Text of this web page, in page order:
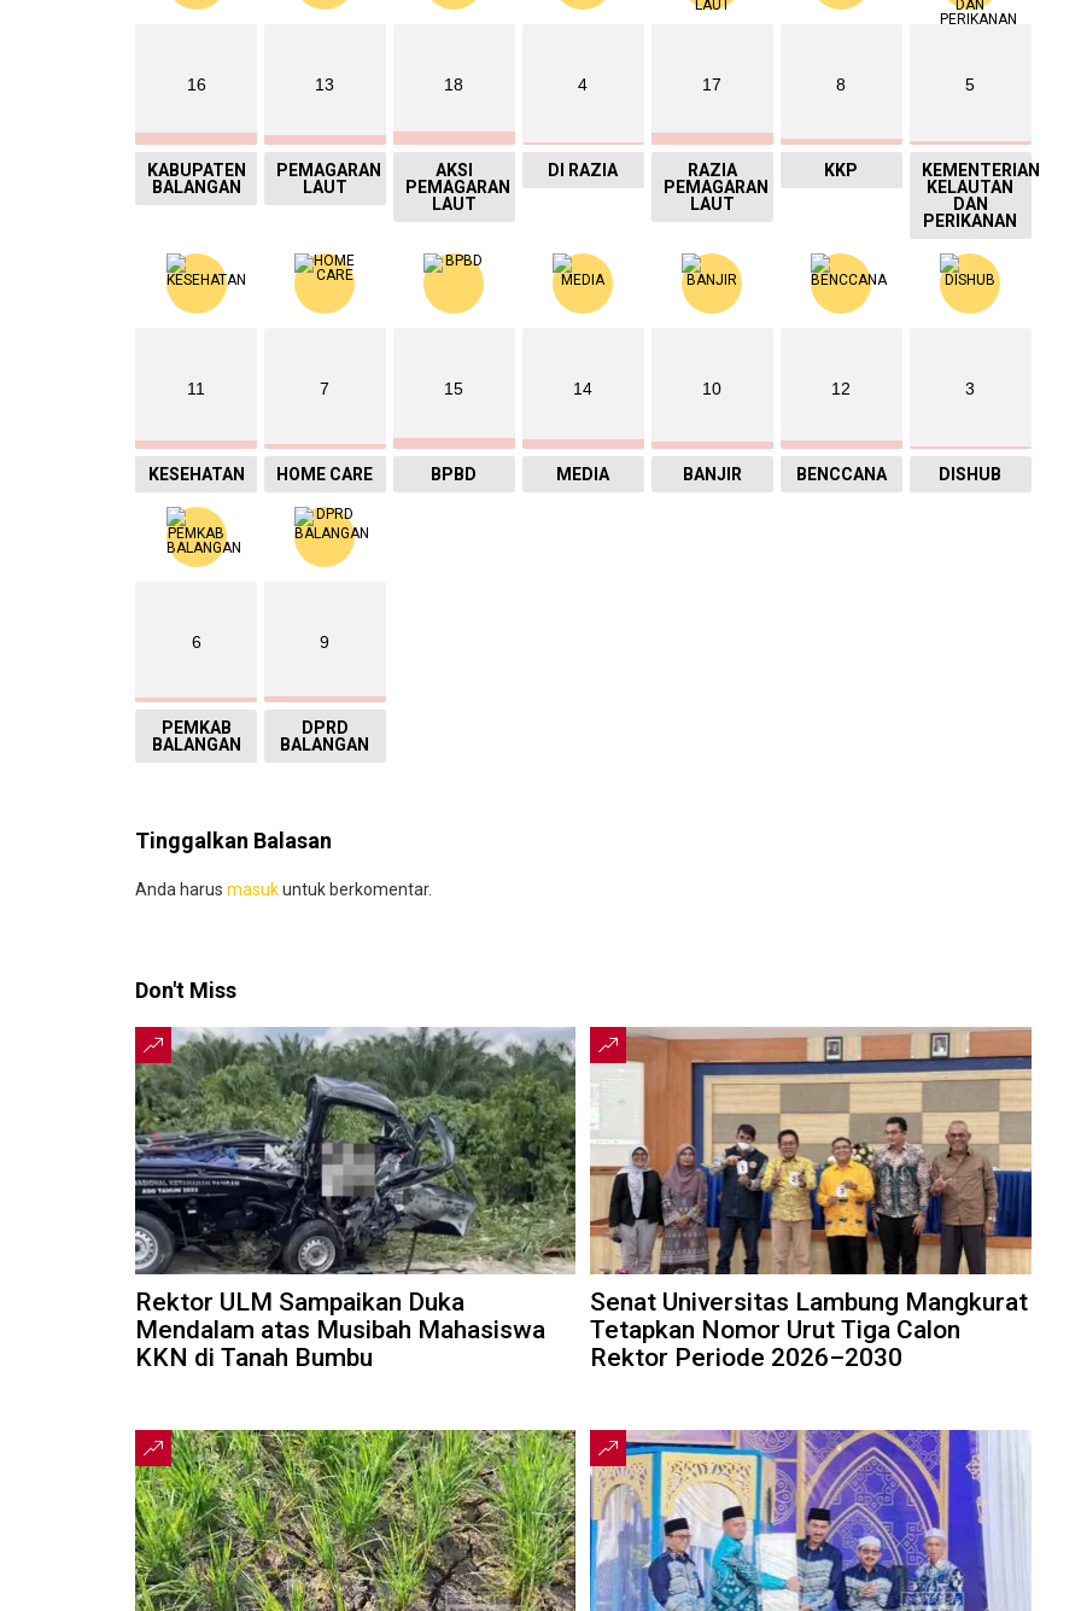
16
KABUPATEN
BALANGAN
13
PEMAGARAN
LAUT
18
AKSI
PEMAGARAN
LAUT
4
DI RAZIA
17
RAZIA
PEMAGARAN
LAUT
8
KKP
5
KEMENTERIAN
KELAUTAN
DAN
PERIKANAN
11
KESEHATAN
7
HOME CARE
15
BPBD
14
MEDIA
10
BANJIR
12
BENCCANA
3
DISHUB
6
PEMKAB
BALANGAN
9
DPRD
BALANGAN
Tinggalkan Balasan
Anda harus masukuntuk berkomentar.
Don't Miss
Rektor ULM Sampaikan Duka
Mendalam atas Musibah Mahasiswa
KKN di Tanah Bumbu
Senat Universitas Lambung Mangkurat
Tetapkan Nomor Urut Tiga Calon
Rektor Periode 2026–2030